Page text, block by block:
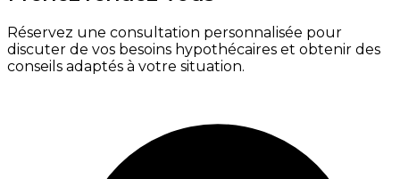
Réservez une consultation personnalisée pour
discuter de vos besoins hypothécaires et obtenir des
conseils adaptés à votre situation.